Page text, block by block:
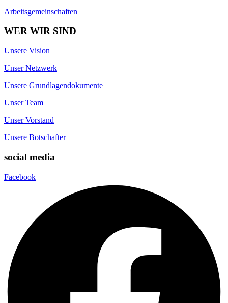
Arbeitsgemeinschaften
WER WIR SIND
Unsere Vision
Unser Netzwerk
Unsere Grundlagendokumente
Unser Team
Unser Vorstand
Unsere Botschafter
social media
Facebook